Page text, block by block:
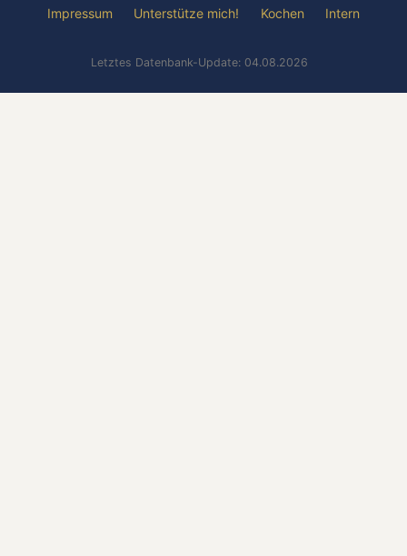
Impressum Unterstütze mich! Kochen Intern
Letztes Datenbank-Update: 04.08.2026